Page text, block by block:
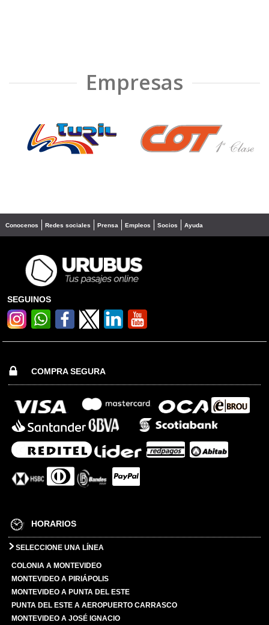
Empresas
❮ ❯
Conocenos Redes sociales Prensa Empleos Socios Ayuda
SEGUINOS
COMPRA SEGURA
HORARIOS
SELECCIONE UNA LÍNEA
COLONIA A MONTEVIDEO
MONTEVIDEO A PIRIÁPOLIS
MONTEVIDEO A PUNTA DEL ESTE
PUNTA DEL ESTE A AEROPUERTO CARRASCO
MONTEVIDEO A JOSÉ IGNACIO